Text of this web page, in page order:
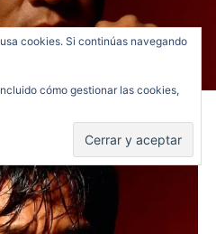
cookies. Si continúas navegando
cómo gestionar las cookies,